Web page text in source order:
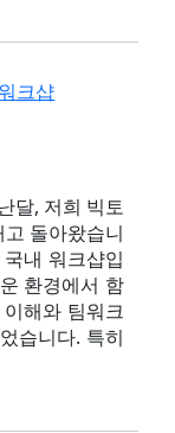
크샵
달, 저희 빅토
돌아왔습니
내 워크샵입
환경에서 함
해와 팀워크
습니다. 특히